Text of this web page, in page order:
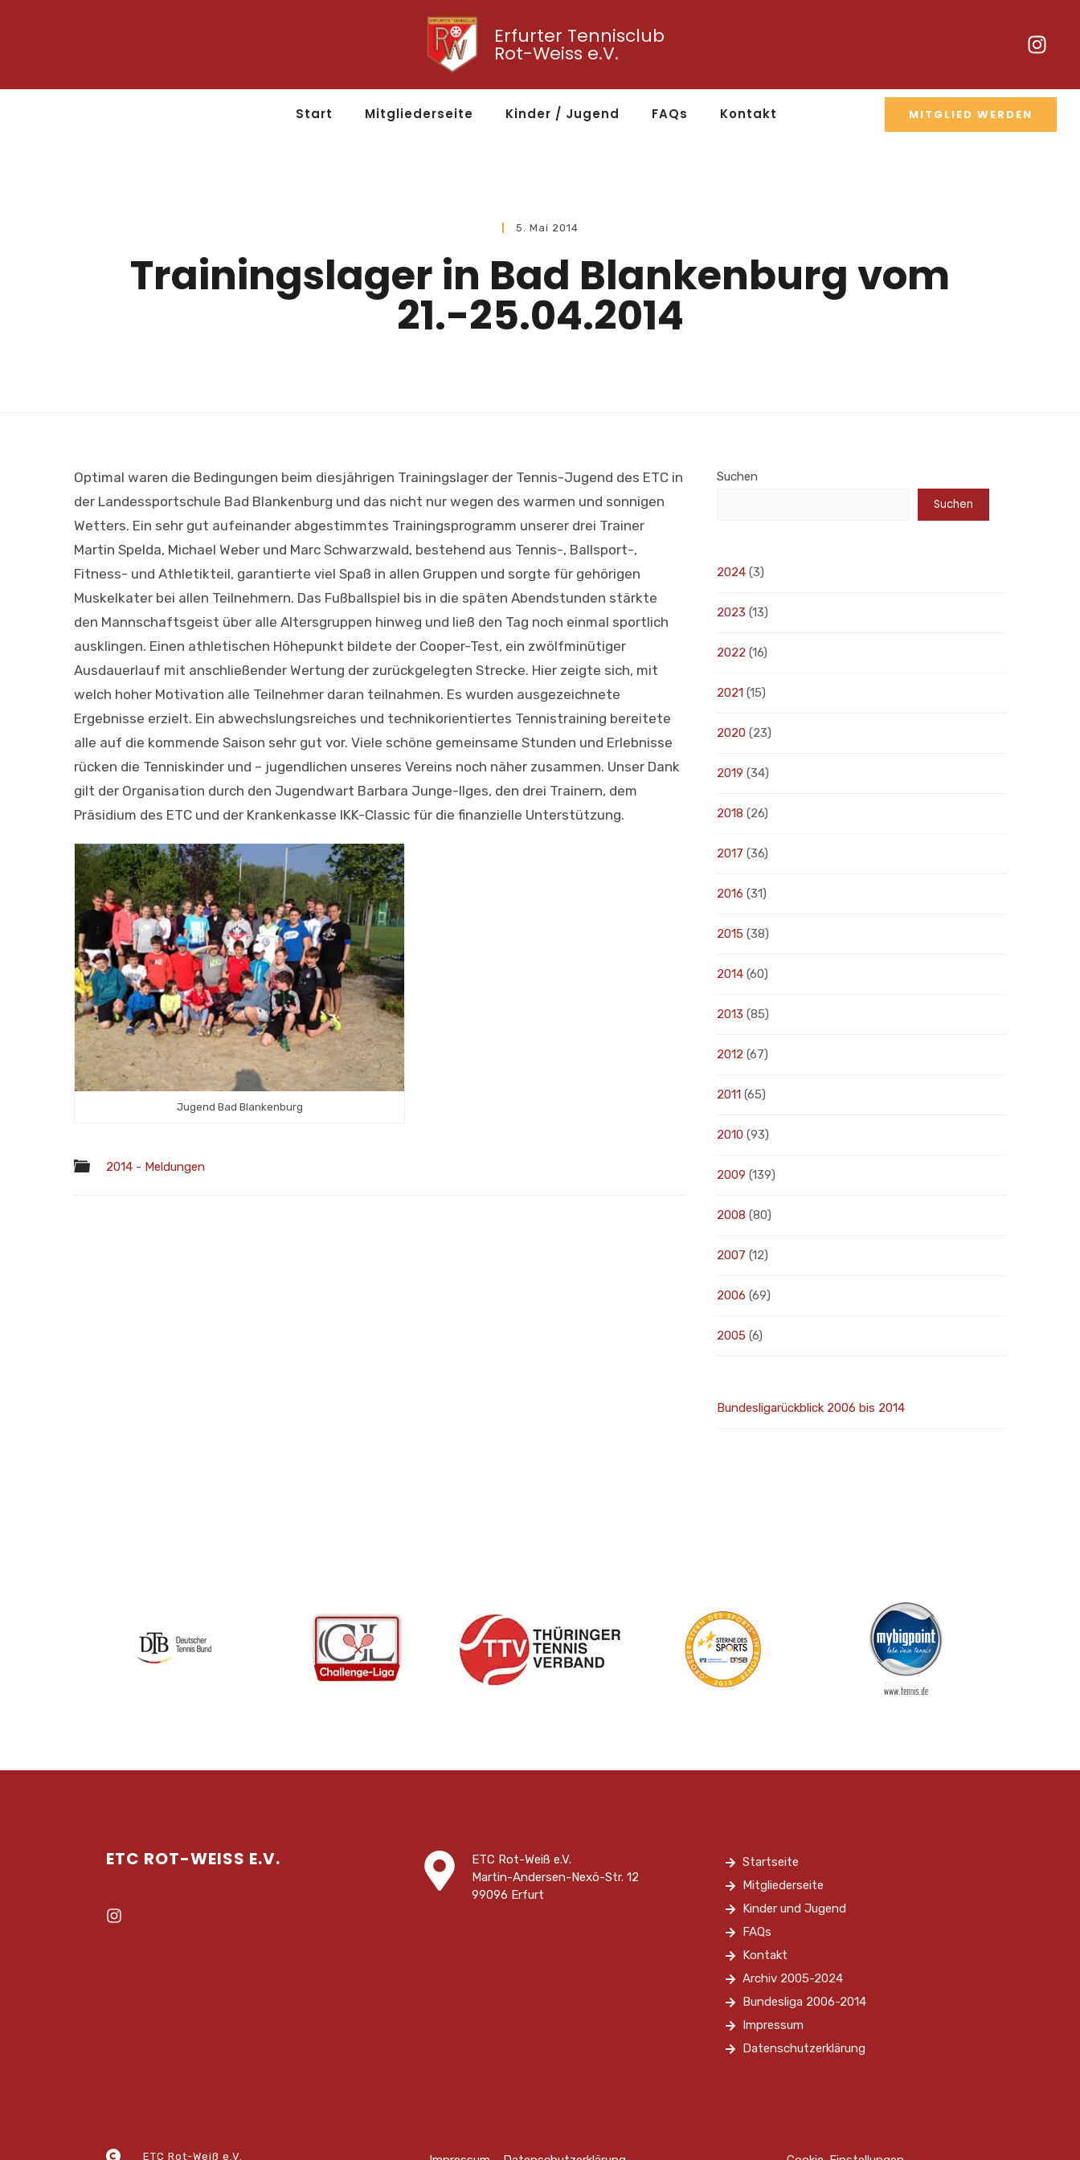
Erfurter Tennisclub
Rot-Weiss e.V.
Start Mitgliederseite Kinder / Jugend FAQs Kontakt MITGLIED WERDEN
5. Mai 2014
Trainingslager in Bad Blankenburg vom
21.-25.04.2014
Optimal waren die Bedingungen beim diesjährigen Trainingslager der Tennis-Jugend des ETC in
der Landessportschule Bad Blankenburg und das nicht nur wegen des warmen und sonnigen
Wetters. Ein sehr gut aufeinander abgestimmtes Trainingsprogramm unserer drei Trainer
Martin Spelda, Michael Weber und Marc Schwarzwald, bestehend aus Tennis-, Ballsport-,
Fitness- und Athletikteil, garantierte viel Spaß in allen Gruppen und sorgte für gehörigen
Muskelkater bei allen Teilnehmern. Das Fußballspiel bis in die späten Abendstunden stärkte
den Mannschaftsgeist über alle Altersgruppen hinweg und ließ den Tag noch einmal sportlich
ausklingen. Einen athletischen Höhepunkt bildete der Cooper-Test, ein zwölfminütiger
Ausdauerlauf mit anschließender Wertung der zurückgelegten Strecke. Hier zeigte sich, mit
welch hoher Motivation alle Teilnehmer daran teilnahmen. Es wurden ausgezeichnete
Ergebnisse erzielt. Ein abwechslungsreiches und technikorientiertes Tennistraining bereitete
alle auf die kommende Saison sehr gut vor. Viele schöne gemeinsame Stunden und Erlebnisse
rücken die Tenniskinder und – jugendlichen unseres Vereins noch näher zusammen. Unser Dank
gilt der Organisation durch den Jugendwart Barbara Junge-Ilges, den drei Trainern, dem
Präsidium des ETC und der Krankenkasse IKK-Classic für die finanzielle Unterstützung.
Jugend Bad Blankenburg
2014 - Meldungen
Suchen
Suchen
2024(3)
2023 (13)
2022 (16)
2021(15)
2020(23)
2019 (34)
2018 (26)
2017 (36)
2016 (31)
2015 (38)
2014(60)
2013 (85)
2012 (67)
2011(65)
2010(93)
2009 (139)
2008 (80)
2007 (12)
2006 (69)
2005 (6)
Bundesligarückblick 2006 bis 2014
ETC ROT-WEISS E.V.
ETC Rot-Weiß e.V.
Martin-Andersen-Nexö-Str. 12
99096 Erfurt
Startseite
Mitgliederseite
Kinder und Jugend
FAQs
Kontakt
Archiv 2005-2024
Bundesliga 2006-2014
Impressum
Datenschutzerklärung
ETC Rot-Weiß e.V.